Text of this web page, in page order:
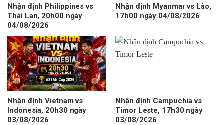
Nhận định Philippines vs
Thái Lan, 20h00 ngày
04/08/2026
Nhận định Myanmar vs Lào,
17h00 ngày 04/08/2026
Nhận định Vietnam vs
Indonesia, 20h30 ngày
03/08/2026
Nhận định Campuchia vs
Timor Leste, 17h30 ngày
03/08/2026